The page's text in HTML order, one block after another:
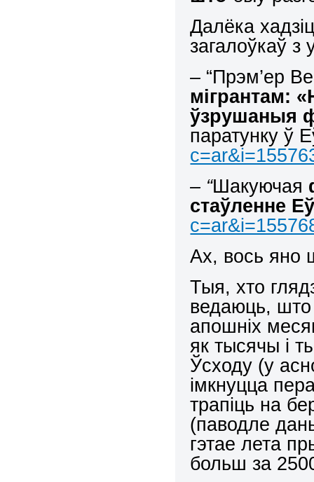
Далёка
загалоўкаў з
– “Прэм’ер
мігрантам:
ўзрушаныя
паратунку ў
– “Шакуючая
стаўленне
Ах, вось яно
Тыя, хто
ведаюць, што
апошніх
як тысячы і
Ўсходу (у
імкнуцца
трапіць на
(паводле
гэтае лета
больш за